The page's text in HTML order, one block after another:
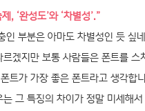
, ‘완성도’와 ‘차별성’.”
인 부분은 아마도 차별성인 듯 싶
겠지만 보통 사람들은 폰트를
트가 가장 좋은 폰트라고 생각
그 특징의 차이가 정말 미세해서